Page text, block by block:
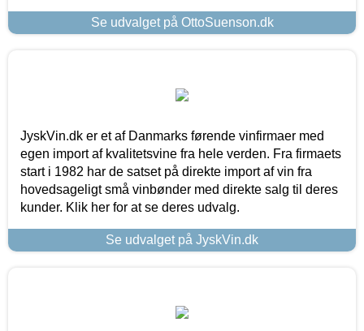
Se udvalget på OttoSuenson.dk
JyskVin.dk er et af Danmarks førende vinfirmaer med
egen import af kvalitetsvine fra hele verden. Fra firmaets
start i 1982 har de satset på direkte import af vin fra
hovedsageligt små vinbønder med direkte salg til deres
kunder. Klik her for at se deres udvalg.
Se udvalget på JyskVin.dk